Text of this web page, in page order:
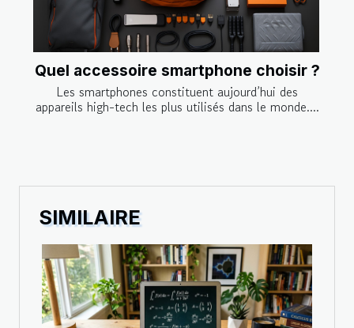
Quel accessoire smartphone choisir ?
Les smartphones constituent aujourd’hui des
appareils high-tech les plus utilisés dans le monde....
SIMILAIRE